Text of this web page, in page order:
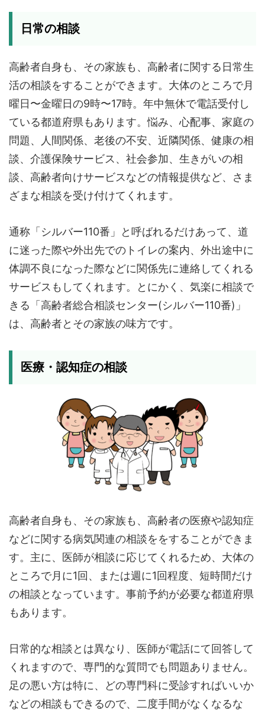
日常の相談
高齢者自身も、その家族も、高齢者に関する日常生
活の相談をすることができます。大体のところで月
曜日〜金曜日の9時〜17時。年中無休で電話受付し
ている都道府県もあります。悩み、心配事、家庭の
問題、人間関係、老後の不安、近隣関係、健康の相
談、介護保険サービス、社会参加、生きがいの相
談、高齢者向けサービスなどの情報提供など、さま
ざまな相談を受け付けてくれます。
通称「シルバー110番」と呼ばれるだけあって、道
に迷った際や外出先でのトイレの案内、外出途中に
体調不良になった際などに関係先に連絡してくれる
サービスもしてくれます。とにかく、気楽に相談で
きる「高齢者総合相談センター(シルバー110番)」
は、高齢者とその家族の味方です。
医療・認知症の相談
高齢者自身も、その家族も、高齢者の医療や認知症
などに関する病気関連の相談ををすることができま
す。主に、医師が相談に応じてくれるため、大体の
ところで月に1回、または週に1回程度、短時間だけ
の相談となっています。事前予約が必要な都道府県
もあります。
日常的な相談とは異なり、医師が電話にて回答して
くれますので、専門的な質問でも問題ありません。
足の悪い方は特に、どの専門科に受診すればいいか
などの相談もできるので、二度手間がなくなるな